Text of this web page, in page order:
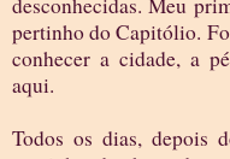
pertinho do Capitólio.
conhecer a cidade, a
aqui.
Todos os dias, depois